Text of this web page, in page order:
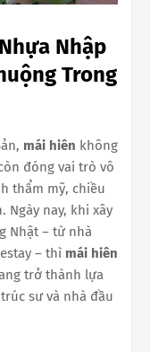
Nhập
Trong
mái hiên không
đóng vai trò vô
thẩm mỹ, chiều
Ngày nay, khi xây
Nhật – từ nhà
– thì mái hiên
trở thành lựa
sư và nhà đầu